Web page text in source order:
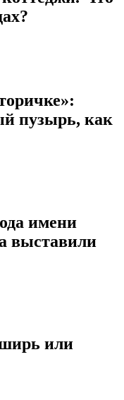
пузырь, как
имени
выставили
или